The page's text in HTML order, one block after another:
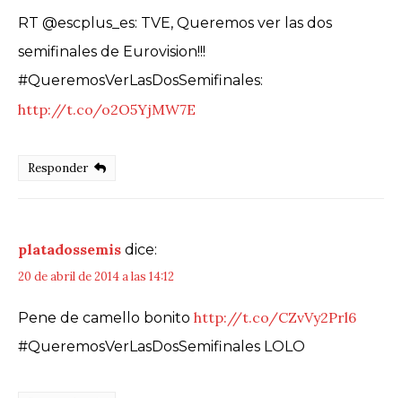
RT @escplus_es: TVE, Queremos ver las dos
semifinales de Eurovision!!!
#QueremosVerLasDosSemifinales:
http://t.co/o2O5YjMW7E
Responder
platadossemis dice:
20 de abril de 2014 a las 14:12
Pene de camello bonito http://t.co/CZvVy2Prl6
#QueremosVerLasDosSemifinales LOLO